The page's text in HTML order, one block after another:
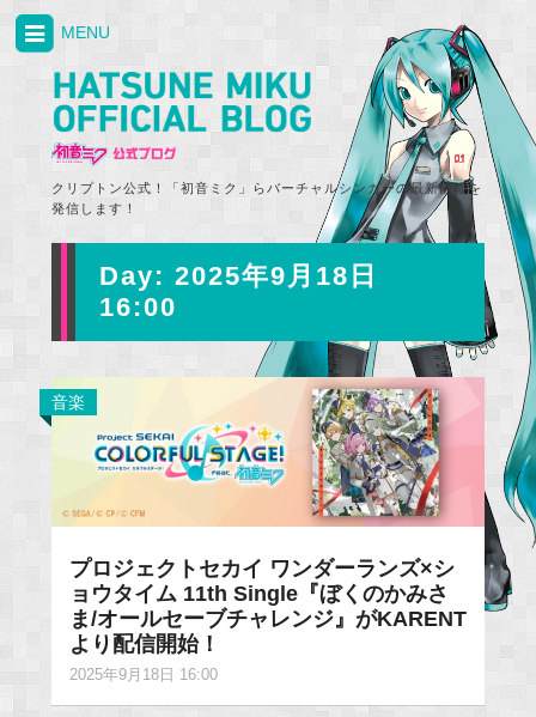
クリプトン公式！「初音ミク」らバーチャルシンガーの最新情報を
発信します！
MENU
Day: 2025年9月18日
16:00
音楽
プロジェクトセカイ ワンダーランズ×シ
ョウタイム 11th Single『ぼくのかみさ
ま/オールセーブチャレンジ』がKARENT
より配信開始！
2025年9月18日 16:00